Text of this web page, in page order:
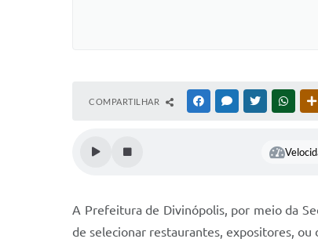
COMPARTILHAR FACEBOOKMESSENGER
TWITTER
A Prefeitura de Divinópolis, por meio da
de selecionar restaurantes, expositores, ou